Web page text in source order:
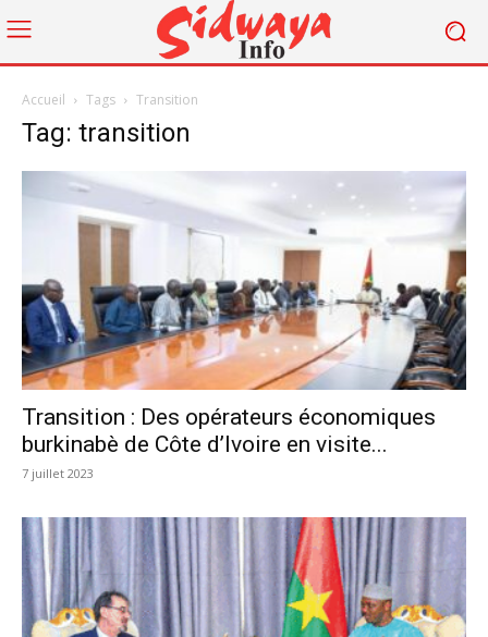
Accueil Tags Transition
Tag: transition
Transition : Des opérateurs économiques
burkinabè de Côte d’Ivoire en visite...
7 juillet 2023